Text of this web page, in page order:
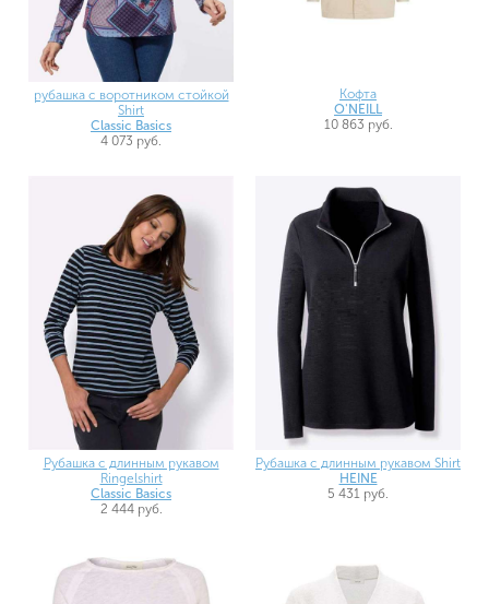
рубашка с воротником стойкой
Shirt
Classic Basics
4 073 руб.
Кофта
O'NEILL
10 863 руб.
Рубашка с длинным рукавом
Ringelshirt
Classic Basics
2 444 руб.
Рубашка с длинным рукавом Shirt
HEINE
5 431 руб.